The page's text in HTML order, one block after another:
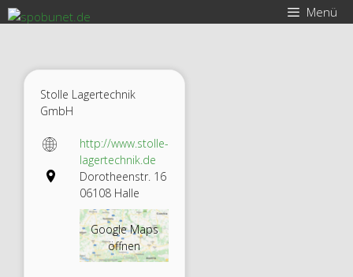
Zum
Inhalt
Menü
Stolle Lagertechnik
GmbH
http://www.stolle-
lagertechnik.de
Dorotheenstr. 16
06108 Halle
Google Maps
öffnen